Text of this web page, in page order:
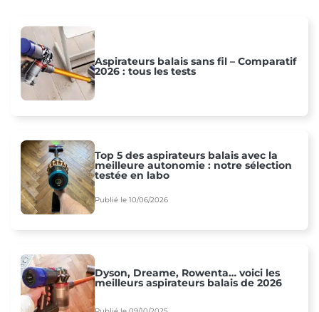
Aspirateurs balais sans fil – Comparatif
2026 : tous les tests
Top 5 des aspirateurs balais avec la
meilleure autonomie : notre sélection
testée en labo
Publié le 10/06/2026
Dyson, Dreame, Rowenta… voici les
meilleurs aspirateurs balais de 2026